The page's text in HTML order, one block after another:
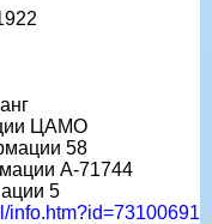
ЦАМО
58
A-71744
5
info.htm?id=73100691